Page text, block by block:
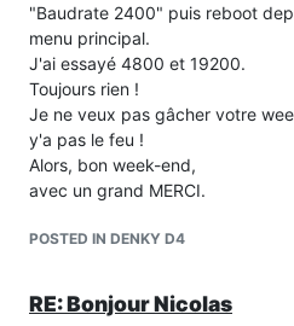
"Baudrate 2400" puis reboot
menu principal.
J'ai essayé 4800 et 19200.
Toujours rien !
Je ne veux pas gâcher votre
y'a pas le feu !
Alors, bon week-end,
avec un grand MERCI.
POSTED IN DENKY D4
RE: Bonjour Nicolas